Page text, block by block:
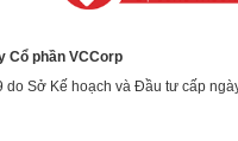
Cổ phần VCCorp
Sở Kế hoạch và Đầu tư cấp